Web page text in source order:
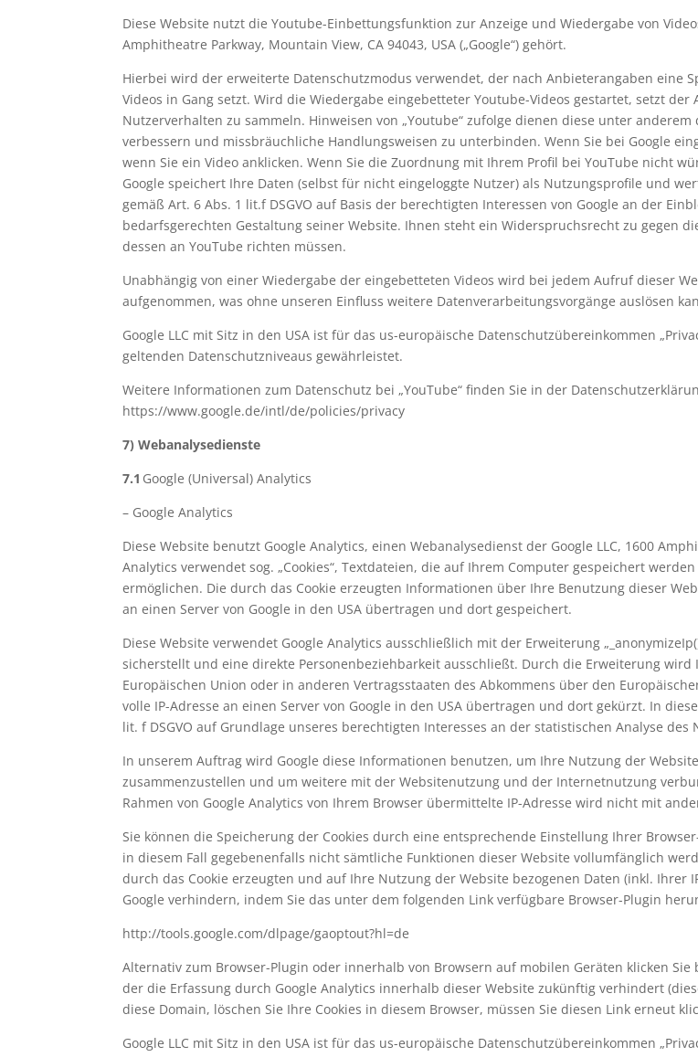
Diese Website nutzt die Youtube-Einbettungsfunktion zur Anzeige und Wiedergabe von
Amphitheatre Parkway, Mountain View, CA 94043, USA („Google“) gehört.
Hierbei wird der erweiterte Datenschutzmodus verwendet, der nach Anbieterangaben eine
Videos in Gang setzt. Wird die Wiedergabe eingebetteter Youtube-Videos gestartet, setzt
Nutzerverhalten zu sammeln. Hinweisen von „Youtube“ zufolge dienen diese unter
verbessern und missbräuchliche Handlungsweisen zu unterbinden. Wenn Sie bei Google
wenn Sie ein Video anklicken. Wenn Sie die Zuordnung mit Ihrem Profil bei YouTube nicht
Google speichert Ihre Daten (selbst für nicht eingeloggte Nutzer) als Nutzungsprofile und
gemäß Art. 6 Abs. 1 lit.f DSGVO auf Basis der berechtigten Interessen von Google an der
bedarfsgerechten Gestaltung seiner Website. Ihnen steht ein Widerspruchsrecht zu gegen
dessen an YouTube richten müssen.
Unabhängig von einer Wiedergabe der eingebetteten Videos wird bei jedem Aufruf dieser
aufgenommen, was ohne unseren Einfluss weitere Datenverarbeitungsvorgänge auslösen
Google LLC mit Sitz in den USA ist für das us-europäische Datenschutzübereinkommen
geltenden Datenschutzniveaus gewährleistet.
Weitere Informationen zum Datenschutz bei „YouTube“ finden Sie in der
https://www.google.de/intl/de/policies/privacy
7) Webanalysedienste
7.1 Google (Universal) Analytics
– Google Analytics
Diese Website benutzt Google Analytics, einen Webanalysedienst der Google LLC, 1600
Analytics verwendet sog. „Cookies“, Textdateien, die auf Ihrem Computer gespeichert
ermöglichen. Die durch das Cookie erzeugten Informationen über Ihre Benutzung dieser
an einen Server von Google in den USA übertragen und dort gespeichert.
Diese Website verwendet Google Analytics ausschließlich mit der Erweiterung
sicherstellt und eine direkte Personenbeziehbarkeit ausschließt. Durch die Erweiterung
Europäischen Union oder in anderen Vertragsstaaten des Abkommens über den
volle IP-Adresse an einen Server von Google in den USA übertragen und dort gekürzt. In
lit. f DSGVO auf Grundlage unseres berechtigten Interesses an der statistischen Analyse
In unserem Auftrag wird Google diese Informationen benutzen, um Ihre Nutzung der
zusammenzustellen und um weitere mit der Websitenutzung und der Internetnutzung
Rahmen von Google Analytics von Ihrem Browser übermittelte IP-Adresse wird nicht mit
Sie können die Speicherung der Cookies durch eine entsprechende Einstellung Ihrer
in diesem Fall gegebenenfalls nicht sämtliche Funktionen dieser Website vollumfänglich
durch das Cookie erzeugten und auf Ihre Nutzung der Website bezogenen Daten (inkl. Ihrer
Google verhindern, indem Sie das unter dem folgenden Link verfügbare Browser-Plugin
http://tools.google.com/dlpage/gaoptout?hl=de
Alternativ zum Browser-Plugin oder innerhalb von Browsern auf mobilen Geräten klicken
der die Erfassung durch Google Analytics innerhalb dieser Website zukünftig verhindert
diese Domain, löschen Sie Ihre Cookies in diesem Browser, müssen Sie diesen Link erneut
Google LLC mit Sitz in den USA ist für das us-europäische Datenschutzübereinkommen